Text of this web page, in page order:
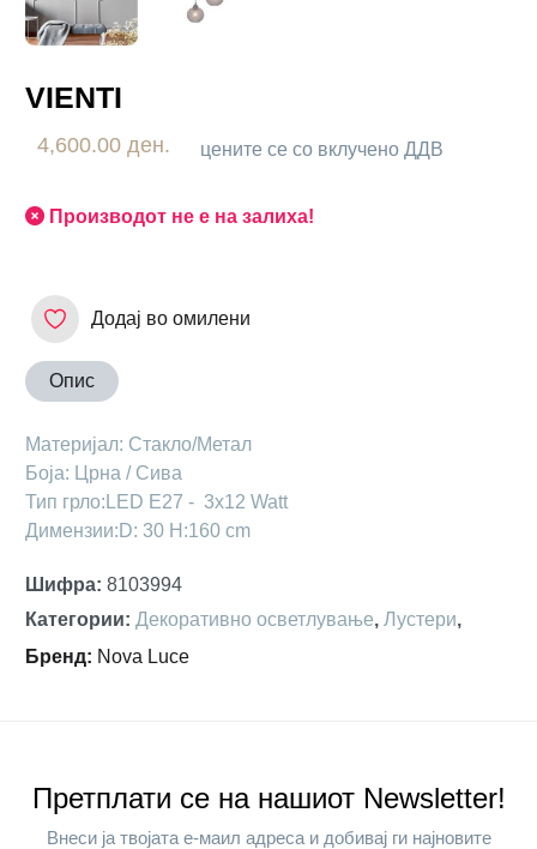
VIENTI
4,600.00 ден. цените се со вклучено ДДВ
Производот не е на залиха!
Додај во омилени
Опис
Maтеријал: Стакло/Метал
Боја: Црна / Сива
Тип грло:LED Е27 - 3x12 Watt
Димензии:D: 30 H:160 cm
Шифра: 8103994
Категории: Декоративно осветлување, Лустери,
Бренд: Nova Luce
Претплати се на нашиот Newsletter!
Внеси ја твојата е-маил адреса и добивај ги најновите